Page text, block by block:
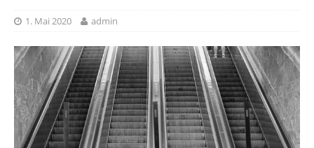
1. Mai 2020 admin